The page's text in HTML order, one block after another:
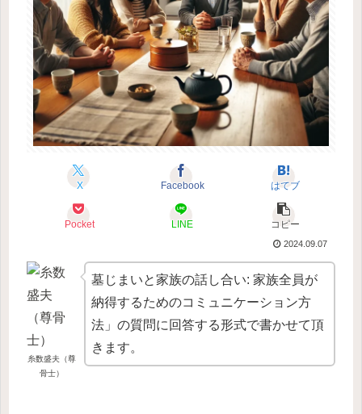
X Facebook はてブ
Pocket LINE コピー
2024.09.07
糸数盛夫（尊
骨士）
墓じまいと家族の話し合い: 家族全員が
納得するためのコミュニケーション方
法」の質問に回答する形式で書かせて頂
きます。